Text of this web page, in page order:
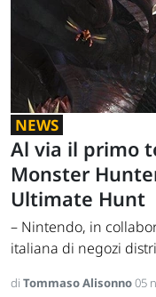
NEWS
Al via il primo
Monster
Ultimate Hunt
– Nintendo, in
italiana di negozi
di Tommaso Alisonno05